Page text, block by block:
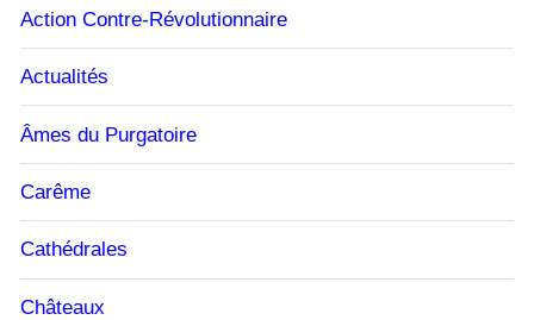
Action Contre-Révolutionnaire
Actualités
Âmes du Purgatoire
Carême
Cathédrales
Châteaux